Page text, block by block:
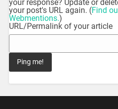
your response? Update or
your post's URL again. (Find
Webmentions.)
URL/Permalink of your article